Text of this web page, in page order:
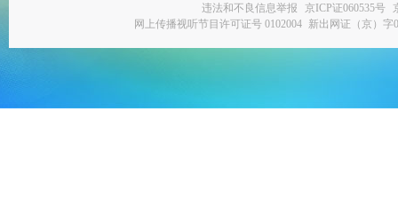
违法和不良信息举报
京ICP证060535号
网上传播视听节目许可证号 0102004 新出网证（京）